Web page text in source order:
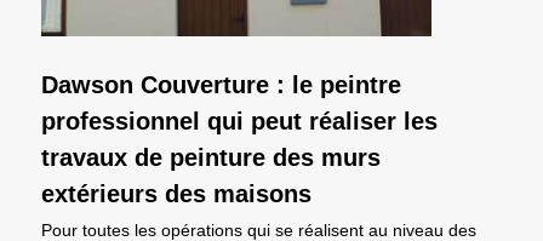
Dawson Couverture : le peintre
professionnel qui peut réaliser les
travaux de peinture des murs
extérieurs des maisons
Pour toutes les opérations qui se réalisent au niveau des